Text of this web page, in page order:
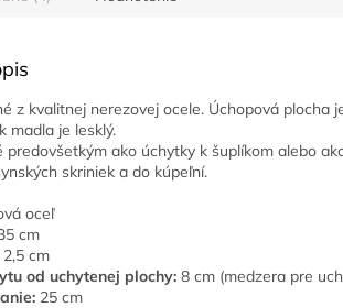
z kvalitnej nerezovej ocele. Úchopová plocha
madla je lesklý.
predovšetkým ako úchytky k šuplíkom alebo
skriniek a do kúpeľní.
oceľ
cm
2,5 cm
od uchytenej plochy: 8 cm (medzera pre
25 cm